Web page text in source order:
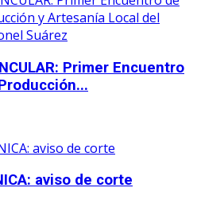
Primer Encuentro
aviso de corte